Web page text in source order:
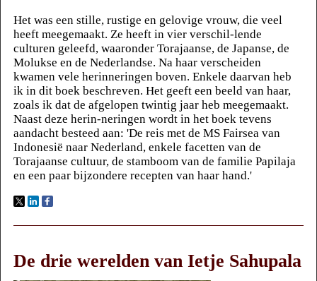
Het was een stille, rustige en gelovige vrouw, die veel
heeft meegemaakt. Ze heeft in vier verschil-lende
culturen geleefd, waaronder Torajaanse, de Japanse, de
Molukse en de Nederlandse. Na haar verscheiden
kwamen vele herinneringen boven. Enkele daarvan heb
ik in dit boek beschreven. Het geeft een beeld van haar,
zoals ik dat de afgelopen twintig jaar heb meegemaakt.
Naast deze herin-neringen wordt in het boek tevens
aandacht besteed aan: 'De reis met de MS Fairsea van
Indonesië naar Nederland, enkele facetten van de
Torajaanse cultuur, de stamboom van de familie Papilaja
en een paar bijzondere recepten van haar hand.'
De drie werelden van Ietje Sahupala